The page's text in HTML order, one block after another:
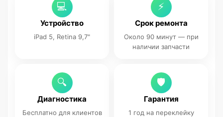
💻
Устройство
iPad 5, Retina 9,7"
⚡
Срок ремонта
Около 90 минут — при
наличии запчасти
🔍
Диагностика
Бесплатно для клиентов
🛡
Гарантия
1 год на переклейку